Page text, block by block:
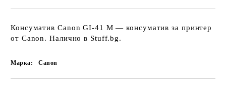
Консуматив Canon GI-41 M — консуматив за принтер
от Canon. Налично в Stuff.bg.
Марка: Canon